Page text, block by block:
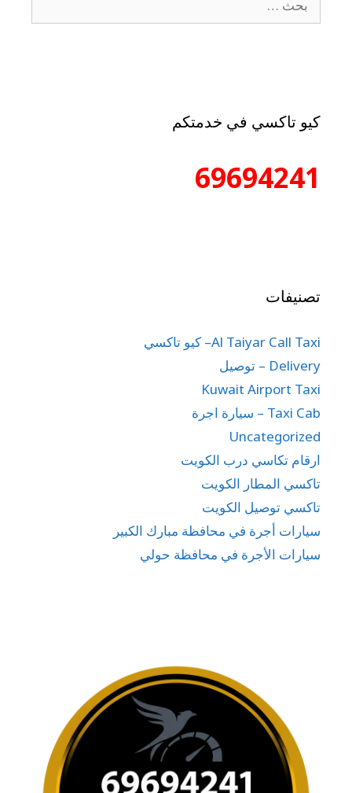
كيو تاكسي في خدمتكم
69694241
تصنيفات
Al Taiyar Call Taxi– كيو تاكسي
Delivery – توصيل
Kuwait Airport Taxi
Taxi Cab – سيارة اجرة
Uncategorized
ارقام تكاسي درب الكويت
تاكسي المطار الكويت
تاكسي توصيل الكويت
سيارات أجرة في محافظة مبارك الكبير
سيارات الأجرة في محافظة حولي